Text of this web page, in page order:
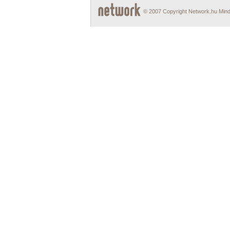
© 2007 Copyright Network.hu